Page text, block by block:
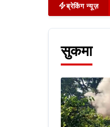
ब्रेकिंग न्यूज़
सुकमा